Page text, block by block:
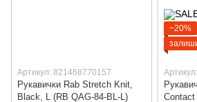
Артикул: 821468770157
Рукавички Rab Stretch Knit,
Black, L (RB QAG-84-BL-L)
−20%